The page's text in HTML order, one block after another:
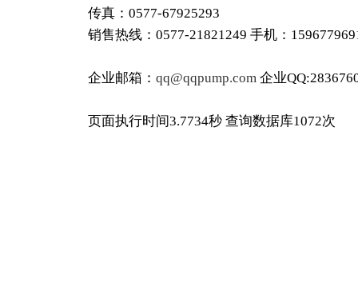
传真：0577-67925293
销售热线：0577-21821249 手机：
企业邮箱： qq@qqpump.com 企业
页面执行时间3.7734秒 查询数据库1072次